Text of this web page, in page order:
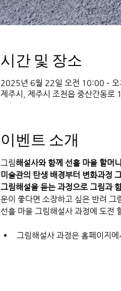
시간 및 장소
2025년 6월 22일 오전 10:00 –
제주시, 제주시 조천읍 중산간동로
이벤트 소개
그림해설사와 함께 선흘 마을 할머
미술관의 탄생 배경부터 변화과정
그림해설을 듣는 과정으로 그림과
운이 좋다면 소장하고 싶은 반려 그
선흘 마을 그림해설사 과정에 도전
그림해설사 과정은 홈페이지에